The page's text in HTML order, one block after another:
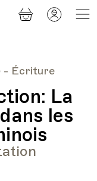
- Écriture
La
les
Panier
Mon